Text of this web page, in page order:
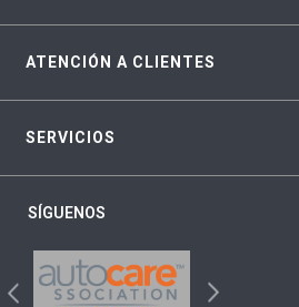
ATENCIÓN A CLIENTES
SERVICIOS
SÍGUENOS